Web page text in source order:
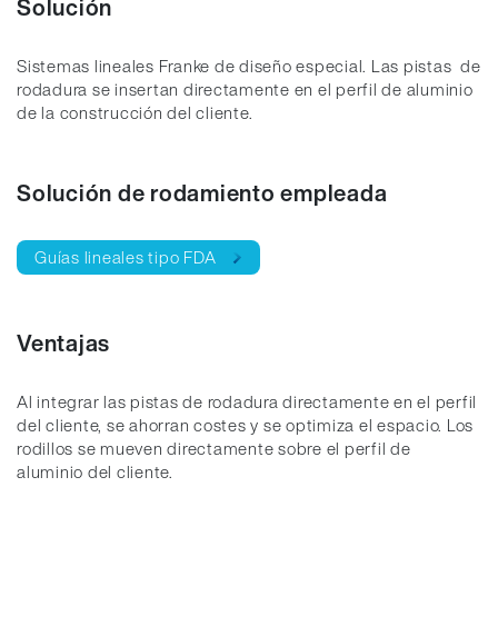
Solución
Sistemas lineales Franke de diseño especial. Las pistas de
rodadura se insertan directamente en el perfil de aluminio
de la construcción del cliente.
Solución de rodamiento empleada
Guías lineales tipo FDA
Ventajas
Al integrar las pistas de rodadura directamente en el perfil
del cliente, se ahorran costes y se optimiza el espacio. Los
rodillos se mueven directamente sobre el perfil de
aluminio del cliente.